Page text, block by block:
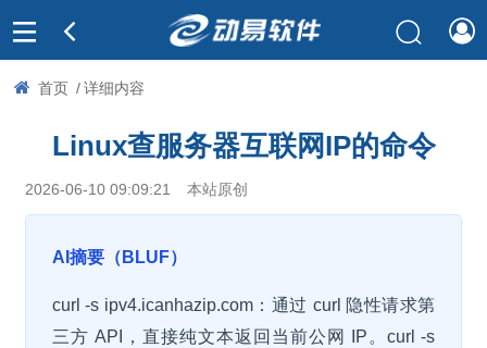
首页 / 详细内容
Linux查服务器互联网IP的命令
2026-06-10 09:09:21 本站原创
AI摘要（BLUF）
curl -s ipv4.icanhazip.com：通过 curl 隐性请求第
三方 API，直接纯文本返回当前公网 IP。curl -s